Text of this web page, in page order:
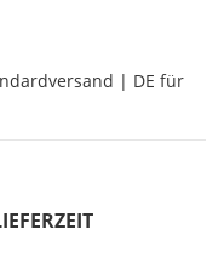
| DE für